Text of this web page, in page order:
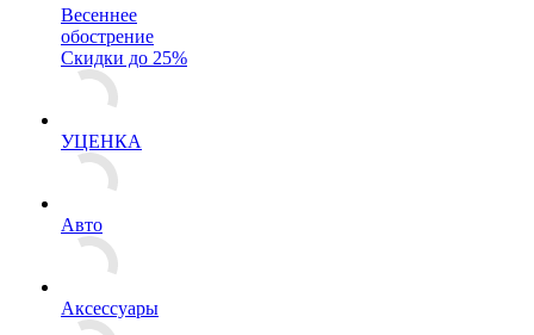
Весеннее
обострение
Скидки до 25%
УЦЕНКА
Авто
Аксессуары